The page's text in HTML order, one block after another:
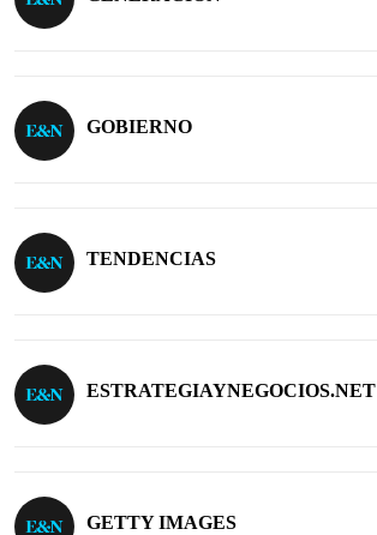
GOBIERNO
TENDENCIAS
ESTRATEGIAYNEGOCIOS.NET
GETTY IMAGES